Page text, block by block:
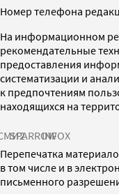
Номер телефона
На информационном
рекомендательные
предоставления
систематизации и
к предпочтениям
находящихся на
SPARROWINFOX
Перепечатка
в том числе и в
письменного